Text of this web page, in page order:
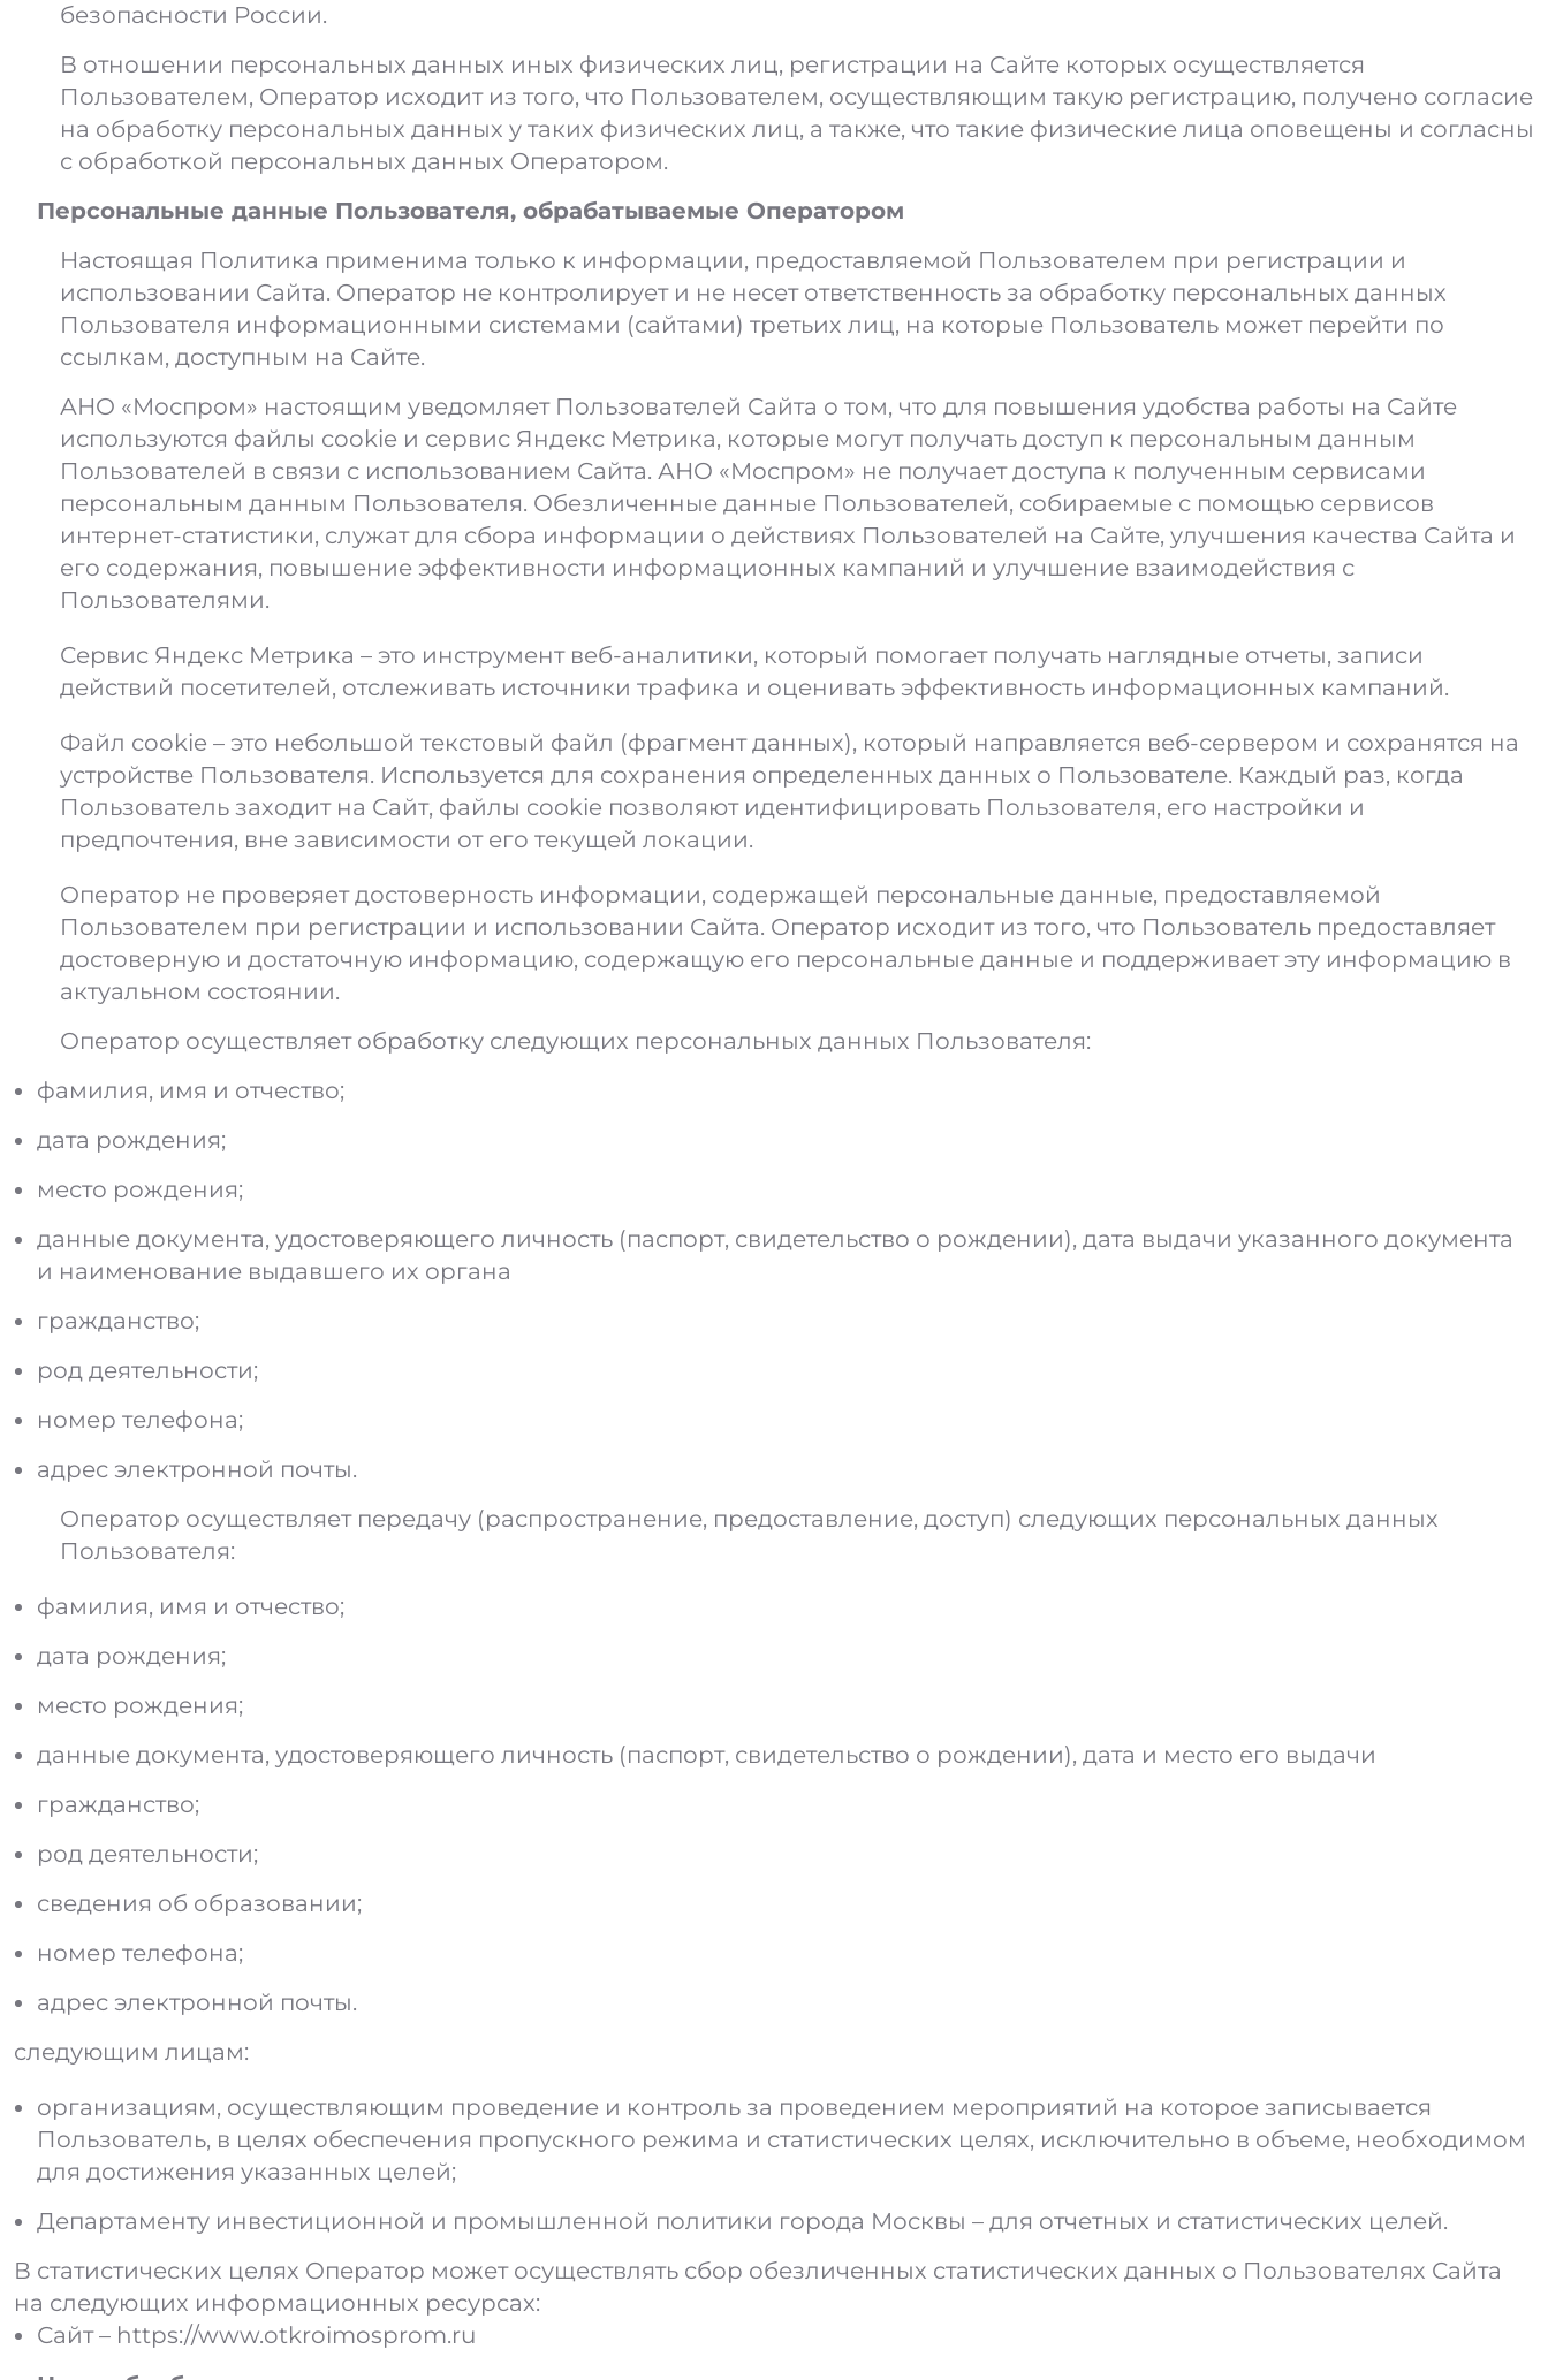
безопасности России.
В отношении персональных данных иных физических лиц, регистрации на Сайте которых осуществляется
Пользователем, Оператор исходит из того, что Пользователем, осуществляющим такую регистрацию, получено согласие
на обработку персональных данных у таких физических лиц, а также, что такие физические лица оповещены и согласны
с обработкой персональных данных Оператором.
Персональные данные Пользователя, обрабатываемые Оператором
Настоящая Политика применима только к информации, предоставляемой Пользователем при регистрации и
использовании Сайта. Оператор не контролирует и не несет ответственность за обработку персональных данных
Пользователя информационными системами (сайтами) третьих лиц, на которые Пользователь может перейти по
ссылкам, доступным на Сайте.
АНО «Моспром» настоящим уведомляет Пользователей Сайта о том, что для повышения удобства работы на Сайте
используются файлы cookie и сервис Яндекс Метрика, которые могут получать доступ к персональным данным
Пользователей в связи с использованием Сайта. АНО «Моспром» не получает доступа к полученным сервисами
персональным данным Пользователя. Обезличенные данные Пользователей, собираемые с помощью сервисов
интернет-статистики, служат для сбора информации о действиях Пользователей на Сайте, улучшения качества Сайта и
его содержания, повышение эффективности информационных кампаний и улучшение взаимодействия с
Пользователями.
Сервис Яндекс Метрика – это инструмент веб-аналитики, который помогает получать наглядные отчеты, записи
действий посетителей, отслеживать источники трафика и оценивать эффективность информационных кампаний.
Файл cookie – это небольшой текстовый файл (фрагмент данных), который направляется веб-сервером и сохранятся на
устройстве Пользователя. Используется для сохранения определенных данных о Пользователе. Каждый раз, когда
Пользователь заходит на Сайт, файлы cookie позволяют идентифицировать Пользователя, его настройки и
предпочтения, вне зависимости от его текущей локации.
Оператор не проверяет достоверность информации, содержащей персональные данные, предоставляемой
Пользователем при регистрации и использовании Сайта. Оператор исходит из того, что Пользователь предоставляет
достоверную и достаточную информацию, содержащую его персональные данные и поддерживает эту информацию в
актуальном состоянии.
Оператор осуществляет обработку следующих персональных данных Пользователя:
фамилия, имя и отчество;
дата рождения;
место рождения;
данные документа, удостоверяющего личность (паспорт, свидетельство о рождении), дата выдачи указанного документа
и наименование выдавшего их органа
гражданство;
род деятельности;
номер телефона;
адрес электронной почты.
Оператор осуществляет передачу (распространение, предоставление, доступ) следующих персональных данных
Пользователя:
фамилия, имя и отчество;
дата рождения;
место рождения;
данные документа, удостоверяющего личность (паспорт, свидетельство о рождении), дата и место его выдачи
гражданство;
род деятельности;
сведения об образовании;
номер телефона;
адрес электронной почты.
следующим лицам:
организациям, осуществляющим проведение и контроль за проведением мероприятий на которое записывается
Пользователь, в целях обеспечения пропускного режима и статистических целях, исключительно в объеме, необходимом
для достижения указанных целей;
Департаменту инвестиционной и промышленной политики города Москвы – для отчетных и статистических целей.
В статистических целях Оператор может осуществлять сбор обезличенных статистических данных о Пользователях Сайта
на следующих информационных ресурсах:
Сайт – https://www.otkroimosprom.ru